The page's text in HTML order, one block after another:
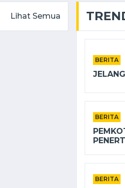
Lihat Semua
BERITA
BERITA
BERITA